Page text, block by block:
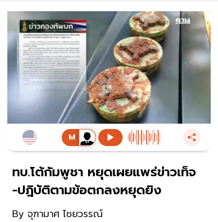
ทบ.โต้กัมพูชา หยุดเผยแพร่ข่าวเท็จ
-ปฎิบัติตามข้อตกลงหยุดยิง
By จุฑามาศ ไชยวรรณ์